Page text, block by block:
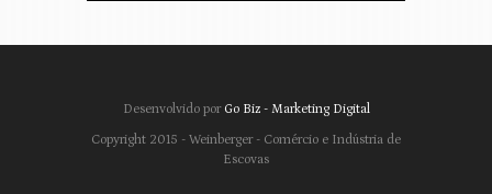
Desenvolvido por Go Biz - Marketing Digital
Copyright 2015 - Weinberger - Comércio e Indústria de
Escovas